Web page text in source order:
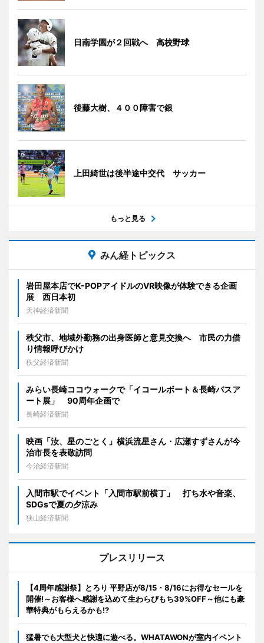
日南学園が２回戦へ 高校野球
後藤大樹、４００障害で銀
上田綺世は後半途中交代 サッカー
もっと見る
みん経トピックス
岩田屋本店でK-POPアイドルのVR映像が体験できる企画
展 西日本初
天神経済新聞
秩父市、地域外勤務の出身医師と意見交換へ 市民の力借
り情報呼びかけ
秩父経済新聞
みらい長崎ココウォークで「イコールボート＆長崎バスア
ート展」 90周年企画で
長崎経済新聞
映画「汝、星のごとく」横浜流星さん・広瀬すずさんが今
治市長を表敬訪問
今治経済新聞
入間市駅でイベント「入間市駅前横丁」 打ち水や音楽、
SDGsで夏の夕涼み
狭山経済新聞
プレスリリース
【4周年感謝祭】とろり 平野店が8/15・8/16にお得なセールを
開催!～お客様へ感謝を込めて生わらびもち39%OFF～他にも豪
華特典がもらえるかも!?
猛暑でも大型犬と快適に遊べる。WHATAWONが室内イベント